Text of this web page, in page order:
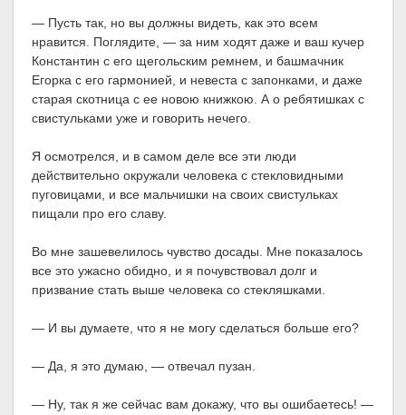
— Пусть так, но вы должны видеть, как это всем
нравится. Поглядите, — за ним ходят даже и ваш кучер
Константин с его щегольским ремнем, и башмачник
Егорка с его гармонией, и невеста с запонками, и даже
старая скотница с ее новою книжкою. А о ребятишках с
свистульками уже и говорить нечего.
Я осмотрелся, и в самом деле все эти люди
действительно окружали человека с стекловидными
пуговицами, и все мальчишки на своих свистульках
пищали про его славу.
Во мне зашевелилось чувство досады. Мне показалось
все это ужасно обидно, и я почувствовал долг и
призвание стать выше человека со стекляшками.
— И вы думаете, что я не могу сделаться больше его?
— Да, я это думаю, — отвечал пузан.
— Ну, так я же сейчас вам докажу, что вы ошибаетесь! —